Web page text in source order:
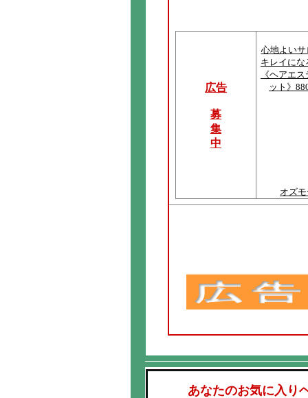
広告
募
集
中
心地よいサ
キレイにな
《ヘアエ
ット》
オズ
あなたのお気に入り